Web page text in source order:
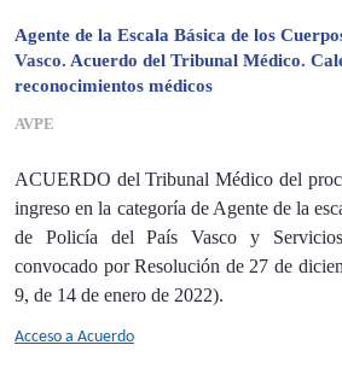
Agente de la Escala Básica de los
Vasco. Acuerdo del Tribunal Médico.
reconocimientos médicos
AVPE
ACUERDO del Tribunal Médico del
ingreso en la categoría de Agente de la
de Policía del País Vasco y
convocado por Resolución de 27 de
9, de 14 de enero de 2022).
Acceso a Acuerdo